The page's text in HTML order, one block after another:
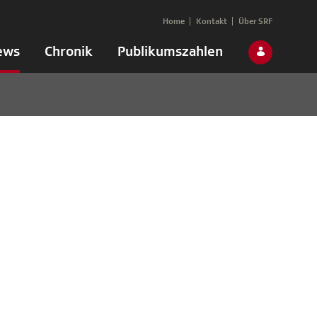
Chronik Publikumszahlen
Home Kontakt Über SRF